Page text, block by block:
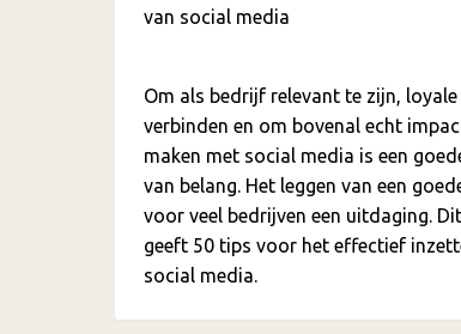
van social media
Om als bedrijf relevant te zijn,
verbinden en om bovenal echt
maken met social media is een
van belang. Het leggen van een
voor veel bedrijven een uitdaging.
geeft 50 tips voor het effectief
social media.